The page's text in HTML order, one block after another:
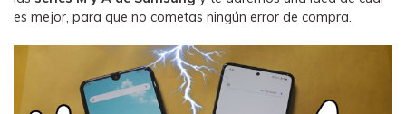
videos, SMS y otros tipos de
PC.
es mejor, para que no cometas ningún error de compra.